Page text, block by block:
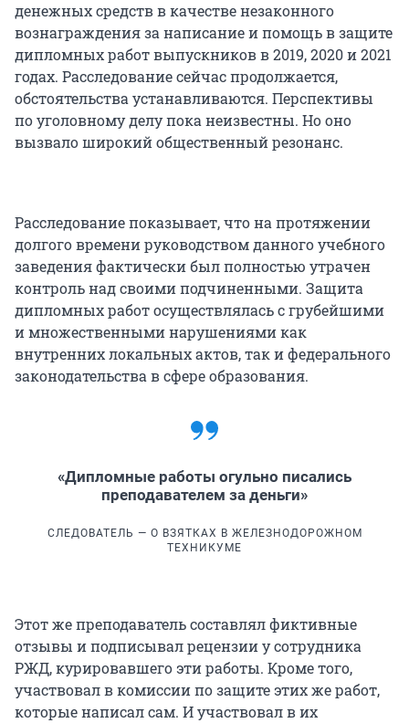
денежных средств в качестве незаконного
вознаграждения за написание и помощь в защите
дипломных работ выпускников в 2019, 2020 и 2021
годах. Расследование сейчас продолжается,
обстоятельства устанавливаются. Перспективы
по уголовному делу пока неизвестны. Но оно
вызвало широкий общественный резонанс.
Расследование показывает, что на протяжении
долгого времени руководством данного учебного
заведения фактически был полностью утрачен
контроль над своими подчиненными. Защита
дипломных работ осуществлялась с грубейшими
и множественными нарушениями как
внутренних локальных актов, так и федерального
законодательства в сфере образования.
«Дипломные работы огульно писались
преподавателем за деньги»
СЛЕДОВАТЕЛЬ — О ВЗЯТКАХ В ЖЕЛЕЗНОДОРОЖНОМ
ТЕХНИКУМЕ
Этот же преподаватель составлял фиктивные
отзывы и подписывал рецензии у сотрудника
РЖД, курировавшего эти работы. Кроме того,
участвовал в комиссии по защите этих же работ,
которые написал сам. И участвовал в их